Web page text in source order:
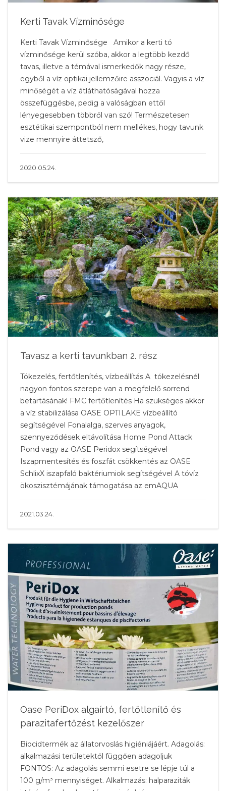
Tavasz a kerti tavunkban 2. rész
Tókezelés, fertőtlenítés, vízbeállítás A tókezelésnél
nagyon fontos szerepe van a megfelelő sorrend
betartásának! FMC fertőtlenítés Ha szükséges akkor
a víz stabilizálása OASE OPTILAKE vízbeállító
segítségével Fonalalga, szerves anyagok,
szennyeződések eltávolítása Home Pond Attack
Pond vagy az OASE Peridox segítségével
Iszapmentesítés és foszfát csökkentés az OASE
SchlixX iszapfaló baktériumiok segítségével A tóvíz
ökoszisztémájának támogatása az emAQUA
2021.03.24.
Kerti Tavak Vízminősége
Kerti Tavak Vízminősége Amikor a kerti tó
vízminősége kerül szóba, akkor a legtöbb kezdő
tavas, illetve a témával ismerkedők nagy része,
egyből a víz optikai jellemzőire asszociál. Vagyis a víz
minőségét a víz átláthatóságával hozza
összefüggésbe, pedig a valóságban ettől
lényegesebben többről van szó! Természetesen
esztétikai szempontból nem mellékes, hogy tavunk
vize mennyire áttetsző,
2020.05.24.
Oase PeriDox algaírtó, fertőtlenítő és
parazitafertőzést kezelőszer
Biocidtermék az állatorvoslás higiéniájáért. Adagolás:
alkalmazási területektől függően adagoljuk
FONTOS: Az adagolás semmi esetre se lépje túl a
100 g/m³ mennyiséget. Alkalmazás: halparaziták